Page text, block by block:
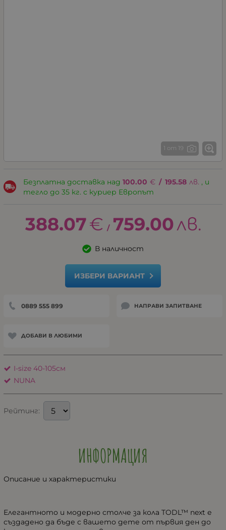
1 от 19
Безплатна доставка над 100.00 € / 195.58 лв. , и
тегло до 35 кг. с куриер Европът
388.07€ / 759.00лв.
В наличност
ИЗБЕРИ ВАРИАНТ
0889 555 899 НАПРАВИ ЗАПИТВАНЕ
ДОБАВИ В ЛЮБИМИ
I-size 40-105см
NUNA
Рейтинг:
ИНФОРМАЦИЯ
Описание и характеристики
Елегантното и модерно столче за кола TODL™ next е
създадено да бъде с вашето дете от първия ден до